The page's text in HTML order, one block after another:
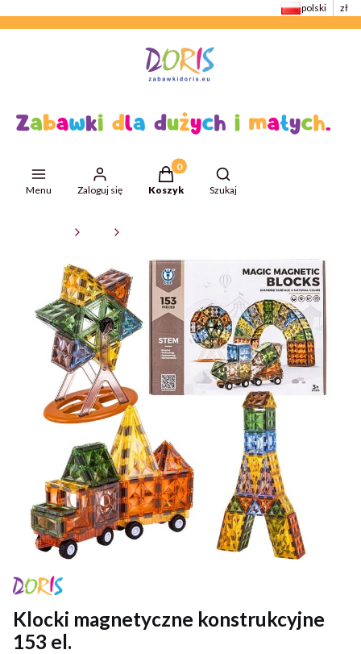
polski zł
Menu Zaloguj się
Produkty w koszyku: 0. Zobacz
Koszyk
Otwórz wyszukiwarkę
Szukaj
Klocki magnetyczne konstrukcyjne
153 el.